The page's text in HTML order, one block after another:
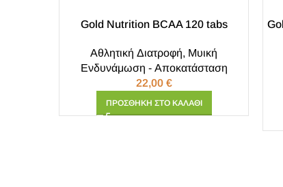
Gold Nutrition BCAA 120 tabs
Αθλητική Διατροφή, Μυική
Ενδυνάμωση - Αποκατάσταση
22,00 €
ΠΡΟΣΘΉΚΗ ΣΤΟ ΚΑΛΆΘΙ